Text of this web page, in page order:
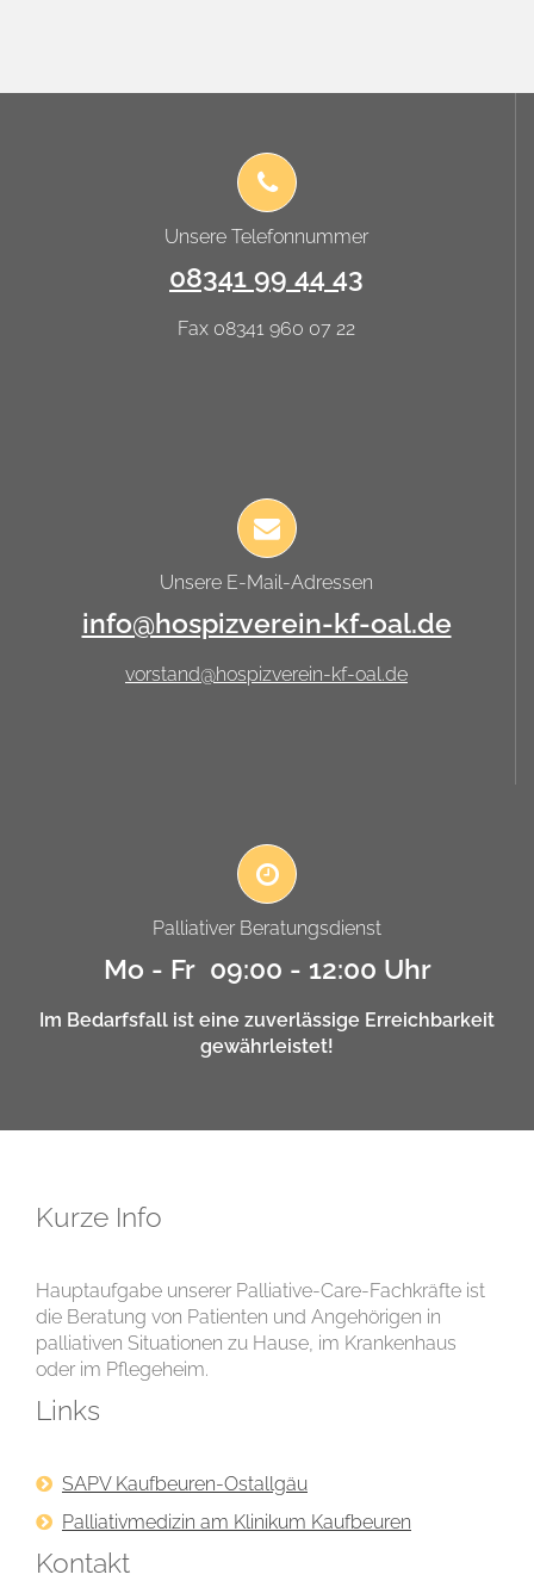
Unsere Telefonnummer
08341 99 44 43
Fax 08341 960 07 22
Unsere E-Mail-Adressen
info@hospizverein-kf-oal.de
vorstand@hospizverein-kf-oal.de
Palliativer Beratungsdienst
Mo - Fr 09:00 - 12:00 Uhr
Im Bedarfsfall ist eine zuverlässige Erreichbarkeit
gewährleistet!
Kurze Info
Hauptaufgabe unserer Palliative-Care-Fachkräfte ist
die Beratung von Patienten und Angehörigen in
palliativen Situationen zu Hause, im Krankenhaus
oder im Pflegeheim.
Links
SAPV Kaufbeuren-Ostallgäu
Palliativmedizin am Klinikum Kaufbeuren
Kontakt